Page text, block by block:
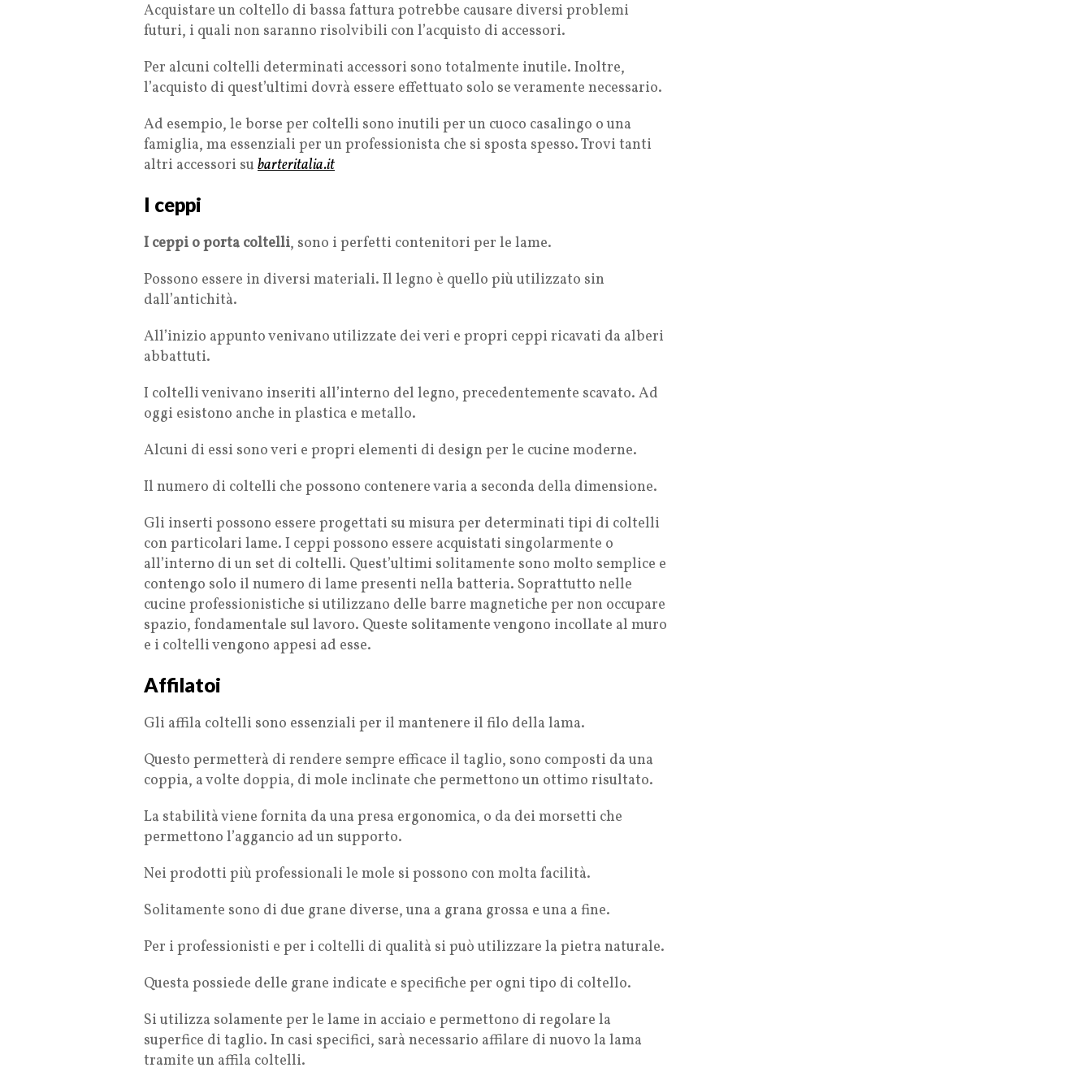
Acquistare un coltello di bassa fattura potrebbe causare diversi problemi
futuri, i quali non saranno risolvibili con l’acquisto di accessori.
Per alcuni coltelli determinati accessori sono totalmente inutile. Inoltre,
l’acquisto di quest’ultimi dovrà essere effettuato solo se veramente necessario.
Ad esempio, le borse per coltelli sono inutili per un cuoco casalingo o una
famiglia, ma essenziali per un professionista che si sposta spesso. Trovi tanti
altri accessori su barteritalia.it
I ceppi
I ceppi o porta coltelli, sono i perfetti contenitori per le lame.
Possono essere in diversi materiali. Il legno è quello più utilizzato sin
dall’antichità.
All’inizio appunto venivano utilizzate dei veri e propri ceppi ricavati da alberi
abbattuti.
I coltelli venivano inseriti all’interno del legno, precedentemente scavato. Ad
oggi esistono anche in plastica e metallo.
Alcuni di essi sono veri e propri elementi di design per le cucine moderne.
Il numero di coltelli che possono contenere varia a seconda della dimensione.
Gli inserti possono essere progettati su misura per determinati tipi di coltelli
con particolari lame. I ceppi possono essere acquistati singolarmente o
all’interno di un set di coltelli. Quest’ultimi solitamente sono molto semplice e
contengo solo il numero di lame presenti nella batteria. Soprattutto nelle
cucine professionistiche si utilizzano delle barre magnetiche per non occupare
spazio, fondamentale sul lavoro. Queste solitamente vengono incollate al muro
e i coltelli vengono appesi ad esse.
Affilatoi
Gli affila coltelli sono essenziali per il mantenere il filo della lama.
Questo permetterà di rendere sempre efficace il taglio, sono composti da una
coppia, a volte doppia, di mole inclinate che permettono un ottimo risultato.
La stabilità viene fornita da una presa ergonomica, o da dei morsetti che
permettono l’aggancio ad un supporto.
Nei prodotti più professionali le mole si possono con molta facilità.
Solitamente sono di due grane diverse, una a grana grossa e una a fine.
Per i professionisti e per i coltelli di qualità si può utilizzare la pietra naturale.
Questa possiede delle grane indicate e specifiche per ogni tipo di coltello.
Si utilizza solamente per le lame in acciaio e permettono di regolare la
superfice di taglio. In casi specifici, sarà necessario affilare di nuovo la lama
tramite un affila coltelli.